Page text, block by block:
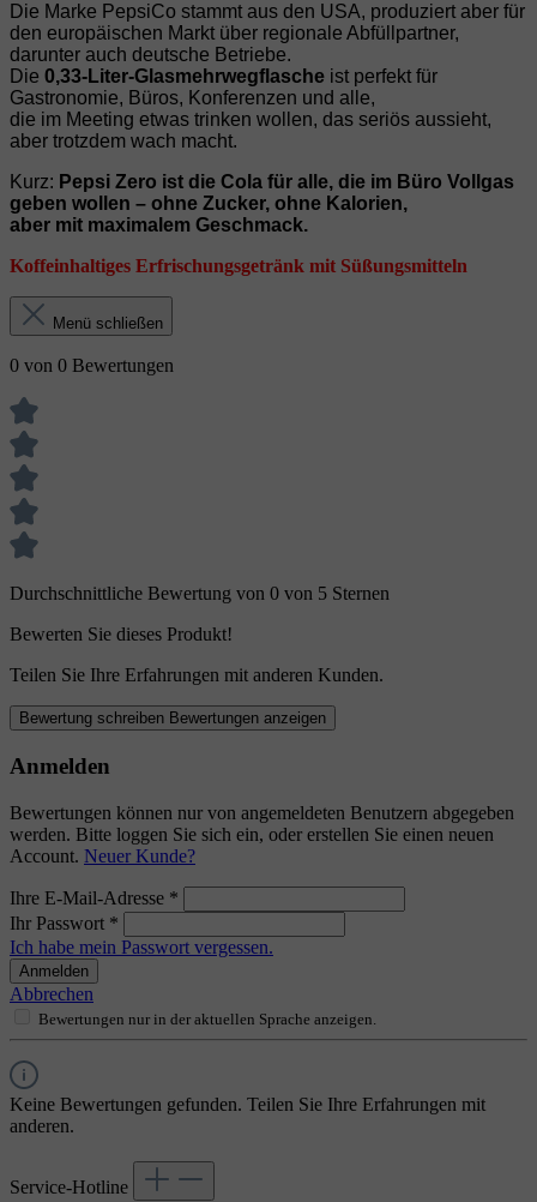
Die Marke PepsiCo stammt aus den USA, produziert aber für
den europäischen Markt über regionale Abfüllpartner,
darunter auch deutsche Betriebe.
Die 0,33‑Liter‑Glasmehrwegflasche ist perfekt für
Gastronomie, Büros, Konferenzen und alle,
die im Meeting etwas trinken wollen, das seriös aussieht,
aber trotzdem wach macht.
Kurz: Pepsi Zero ist die Cola für alle, die im Büro Vollgas
geben wollen – ohne Zucker, ohne Kalorien,
aber mit maximalem Geschmack.
Koffeinhaltiges Erfrischungsgetränk mit Süßungsmitteln
Menü schließen
0 von 0 Bewertungen
Durchschnittliche Bewertung von 0 von 5 Sternen
Bewerten Sie dieses Produkt!
Teilen Sie Ihre Erfahrungen mit anderen Kunden.
Bewertung schreiben Bewertungen anzeigen
Anmelden
Bewertungen können nur von angemeldeten Benutzern abgegeben
werden. Bitte loggen Sie sich ein, oder erstellen Sie einen neuen
Account. Neuer Kunde?
Ihre E-Mail-Adresse *
Ihr Passwort *
Ich habe mein Passwort vergessen.
Anmelden
Abbrechen
Bewertungen nur in der aktuellen Sprache anzeigen.
Keine Bewertungen gefunden. Teilen Sie Ihre Erfahrungen mit
anderen.
Service-Hotline